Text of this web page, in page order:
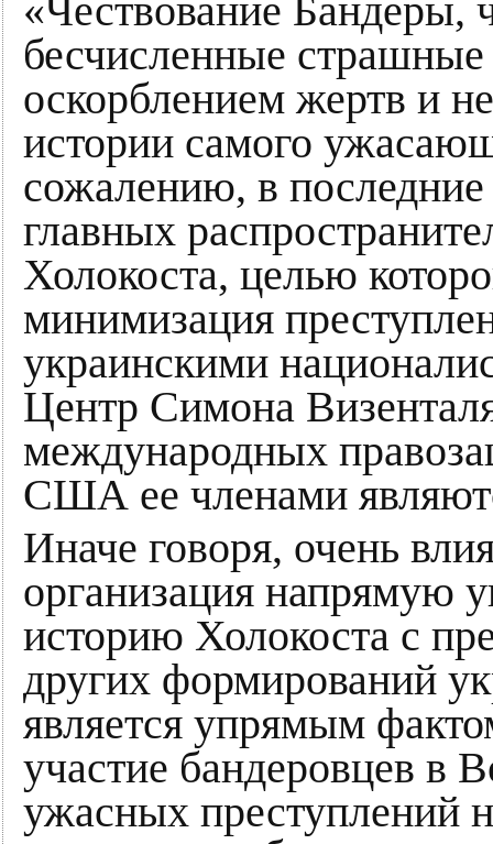
«Чествование
бесчисленные страшные
оскорблением жертв и
истории самого
сожалению, в
главных
Холокоста, целью
минимизация
украинскими
Центр Симона
международных
США ее членами
Иначе говоря, очень
организация напрямую
историю Холокоста с
других формирований
является упрямым
участие бандеровцев в
ужасных преступлений